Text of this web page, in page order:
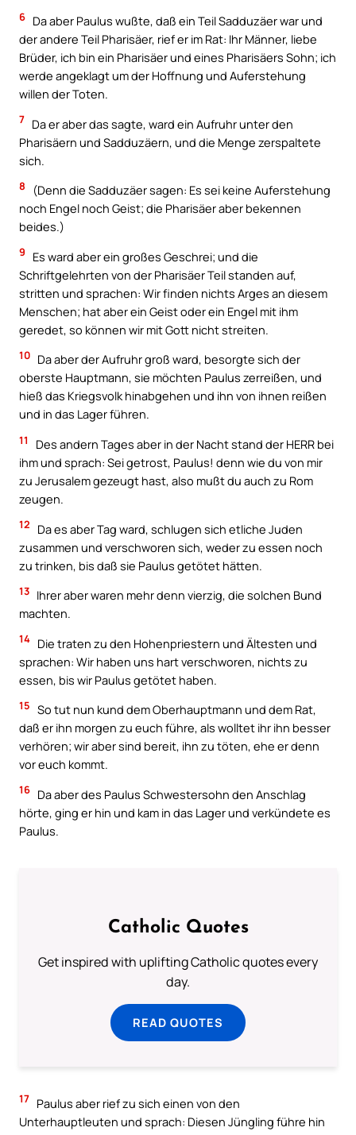
6 Da aber Paulus wußte, daß ein Teil Sadduzäer war und
der andere Teil Pharisäer, rief er im Rat: Ihr Männer, liebe
Brüder, ich bin ein Pharisäer und eines Pharisäers Sohn; ich
werde angeklagt um der Hoffnung und Auferstehung
willen der Toten.
7 Da er aber das sagte, ward ein Aufruhr unter den
Pharisäern und Sadduzäern, und die Menge zerspaltete
sich.
8
(Denn die Sadduzäer sagen: Es sei keine Auferstehung
noch Engel noch Geist; die Pharisäer aber bekennen
beides.)
9
Es ward aber ein großes Geschrei; und die
Schriftgelehrten von der Pharisäer Teil standen auf,
stritten und sprachen: Wir finden nichts Arges an diesem
Menschen; hat aber ein Geist oder ein Engel mit ihm
geredet, so können wir mit Gott nicht streiten.
10 Da aber der Aufruhr groß ward, besorgte sich der
oberste Hauptmann, sie möchten Paulus zerreißen, und
hieß das Kriegsvolk hinabgehen und ihn von ihnen reißen
und in das Lager führen.
11
Des andern Tages aber in der Nacht stand der HERR bei
ihm und sprach: Sei getrost, Paulus! denn wie du von mir
zu Jerusalem gezeugt hast, also mußt du auch zu Rom
zeugen.
12
Da es aber Tag ward, schlugen sich etliche Juden
zusammen und verschworen sich, weder zu essen noch
zu trinken, bis daß sie Paulus getötet hätten.
13 Ihrer aber waren mehr denn vierzig, die solchen Bund
machten.
14 Die traten zu den Hohenpriestern und Ältesten und
sprachen: Wir haben uns hart verschworen, nichts zu
essen, bis wir Paulus getötet haben.
15 So tut nun kund dem Oberhauptmann und dem Rat,
daß er ihn morgen zu euch führe, als wolltet ihr ihn besser
verhören; wir aber sind bereit, ihn zu töten, ehe er denn
vor euch kommt.
16 Da aber des Paulus Schwestersohn den Anschlag
hörte, ging er hin und kam in das Lager und verkündete es
Paulus.
Catholic Quotes
Get inspired with uplifting Catholic quotes every
day.
READ QUOTES
17 Paulus aber rief zu sich einen von den
Unterhauptleuten und sprach: Diesen Jüngling führe hin